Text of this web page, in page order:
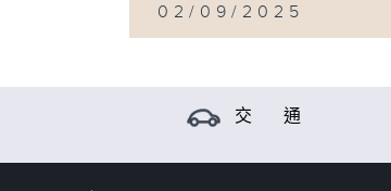
02/09/2025
交 通